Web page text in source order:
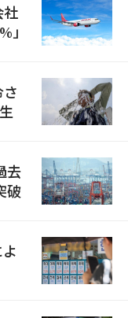
社
」
去
破